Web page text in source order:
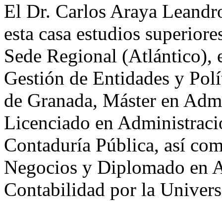
El Dr. Carlos Araya
esta casa estudios
Sede Regional (Atlántico),
Gestión de Entidades y
de Granada, Máster en
Licenciado en
Contaduría Pública, así
Negocios y Diplomado en
Contabilidad por la